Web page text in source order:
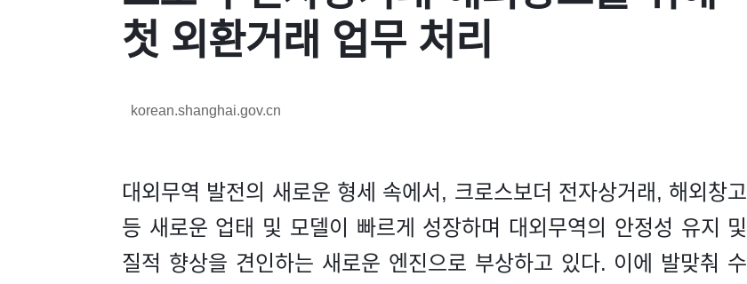
첫 외환거래 업무 처리
korean.shanghai.gov.cn
대외무역 발전의 새로운 형세 속에서, 크로스보더 전자상거래, 해외창고
등 새로운 업태 및 모델이 빠르게 성장하며 대외무역의 안정성 유지 및
질적 향상을 견인하는 새로운 엔진으로 부상하고 있다. 이에 발맞춰 수